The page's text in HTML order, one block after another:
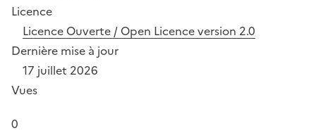
Licence
Licence Ouverte / Open Licence version 2.0
Dernière mise à jour
17 juillet 2026
Vues
0